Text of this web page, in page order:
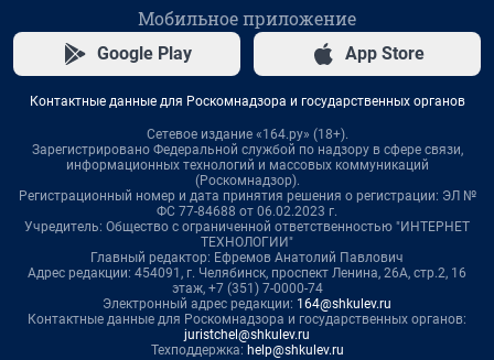
Мобильное приложение
Google Play App Store
Контактные данные для Роскомнадзора и государственных органов
Сетевое издание «164.ру» (18+).
Зарегистрировано Федеральной службой по надзору в сфере связи,
информационных технологий и массовых коммуникаций
(Роскомнадзор).
Регистрационный номер и дата принятия решения о регистрации: ЭЛ №
ФС 77-84688 от 06.02.2023 г.
Учредитель: Общество с ограниченной ответственностью "ИНТЕРНЕТ
ТЕХНОЛОГИИ"
Главный редактор: Ефремов Анатолий Павлович
Адрес редакции: 454091, г. Челябинск, проспект Ленина, 26А, стр.2, 16
этаж, +7 (351) 7-0000-74
Электронный адрес редакции: 164@shkulev.ru
Контактные данные для Роскомнадзора и государственных органов:
juristchel@shkulev.ru
Техподдержка: help@shkulev.ru